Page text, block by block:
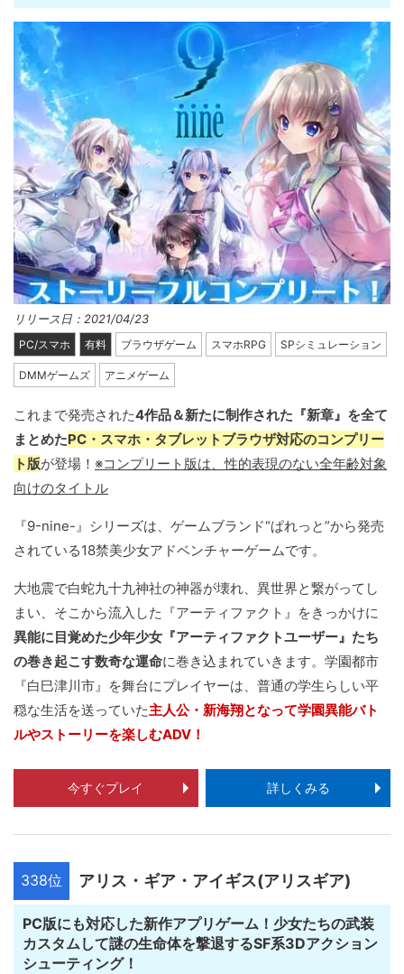
リリース日：2021/04/23
PC/スマホ 有料 ブラウザゲーム スマホRPG SPシミュレーション
DMMゲームズ アニメゲーム
これまで発売された4作品＆新たに制作された『新章』を全て
まとめたPC・スマホ・タブレットブラウザ対応のコンプリー
ト版が登場！ ※コンプリート版は、性的表現のない全年齢対象
向けのタイトル
『9-nine-』シリーズは、ゲームブランド“ぱれっと”から発売
されている18禁美少女アドベンチャーゲームです。
大地震で白蛇九十九神社の神器が壊れ、異世界と繋がってし
まい、そこから流入した『アーティファクト』をきっかけに
異能に目覚めた少年少女『アーティファクトユーザー』たち
の巻き起こす数奇な運命に巻き込まれていきます。学園都市
『白巳津川市』を舞台にプレイヤーは、普通の学生らしい平
穏な生活を送っていた主人公・新海翔となって学園異能バト
ルやストーリーを楽しむADV！
今すぐプレイ 詳しくみる
338位 アリス・ギア・アイギス(アリスギア)
PC版にも対応した新作アプリゲーム！少女たちの武装
カスタムして謎の生命体を撃退するSF系3Dアクション
シューティング！